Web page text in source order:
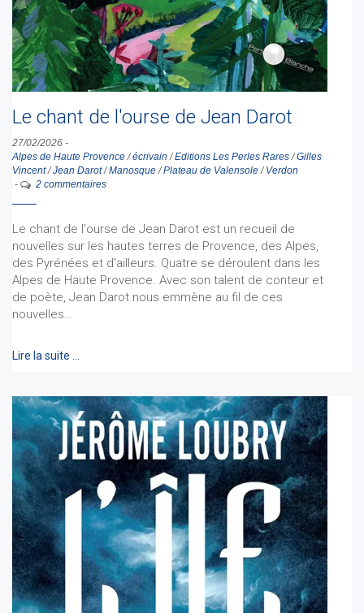
Le chant de l'ourse de Jean Darot
27/02/2026 -
Alpes de Haute Provence/écrivain /Editions Les Perles Rares/Gilles
Vincent/Jean Darot/Manosque/Plateau de Valensole/ Verdon
-
2 commentaires
Le chant de l'ourse de Jean Darot est un recueil de
nouvelles sur les hautes terres de Provence, des Alpes,
des Pyrénées et d'ailleurs. Quatre se déroulent dans les
Alpes de Haute Provence. Avec son talent de conteur et
de poète, Jean Darot nous emmène au fil de ces
nouvelles…
Lire la suite …